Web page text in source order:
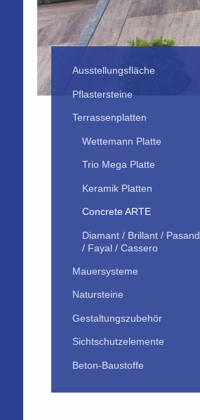
Ausstellungsfläche
Pflastersteine
Terrassenplatten
Wettemann Platte
Trio Mega Platte
Keramik Platten
Concrete ARTE
Diamant / Brillant / Pasand
/ Fayal / Cassero
Mauersysteme
Natursteine
Gestaltungszubehör
Sichtschutzelemente
Beton-Baustoffe